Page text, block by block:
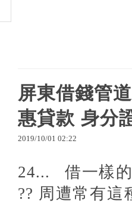
屏東借錢管
惠貸款 身分
2019/10/01 02:22
24... 借一樣的
?? 周遭常有